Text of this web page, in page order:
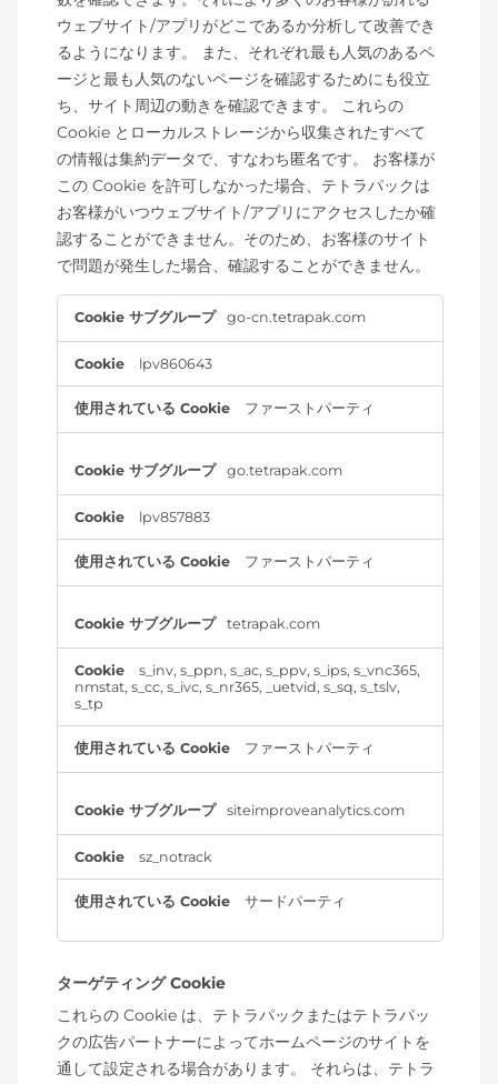
ウェブサイト/アプリがどこであるか分析して改善でき
るようになります。 また、それぞれ最も人気のあるペ
ージと最も人気のないページを確認するためにも役立
ち、サイト周辺の動きを確認できます。 これらの
Cookie とローカルストレージから収集されたすべて
の情報は集約データで、すなわち匿名です。 お客様が
この Cookie を許可しなかった場合、テトラパックは
お客様がいつウェブサイト/アプリにアクセスしたか確
認することができません。そのため、お客様のサイト
で問題が発生した場合、確認することができません。
パ
ォ
マ
ス
go-cn.tetrapak.com
lpv860643
ファーストパーティ
go.tetrapak.com
lpv857883
ファーストパーティ
tetrapak.com
s_inv,s_ppn,s_ac,s_ppv,s_ips,s_vnc365,
nmstat,s_cc,s_ivc,s_nr365, _uetvid,s_sq,s_tslv,
s_tp
ファーストパーティ
siteimproveanalytics.com
sz_notrack
サードパーティ
ターゲティング Cookie
これらの Cookie は、テトラパックまたはテトラパッ
クの広告パートナーによってホームページのサイトを
通して設定される場合があります。 それらは、テトラ